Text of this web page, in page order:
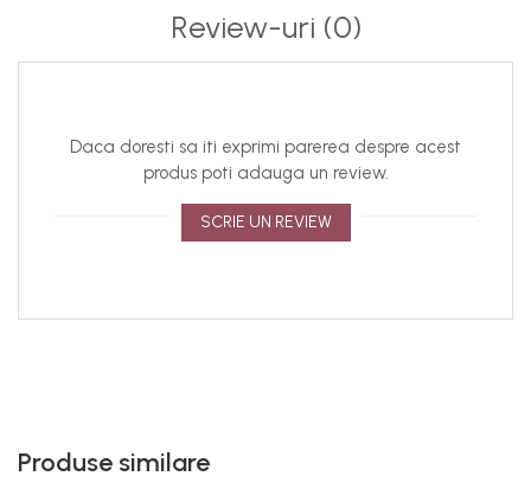
Pentru o experienta cat mai placuta, va informam ca:
ale display-urilor dispozitivelor, culorile produselor pot
parea usor diferite fata de realitate. Ne straduim sa
pastram culorile cat mai fidel, dar va recomandam sa
luati in considerare posibilele variatii in perceptia culorii
in functie de mediul si dispozitivul la care vizualizati
Review-uri (0)
Daca doresti sa iti exprimi parerea despre acest
produs poti adauga un review.
SCRIE UN REVIEW
Produse similare